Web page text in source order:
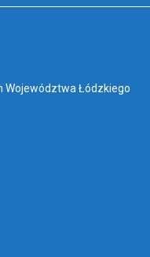
Województwa Łódzkiego